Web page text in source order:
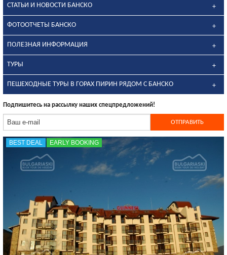
СТАТЬИ И НОВОСТИ БАНСКО
ФОТООТЧЕТЫ БАНСКО
ПОЛЕЗНАЯ ИНФОРМАЦИЯ
ТУРЫ
ПЕШЕХОДНЫЕ ТУРЫ В ГОРАХ ПИРИН РЯДОМ С БАНСКО
Подпишитесь на рассылку наших спецпредложений!
BEST DEAL EARLY BOOKING